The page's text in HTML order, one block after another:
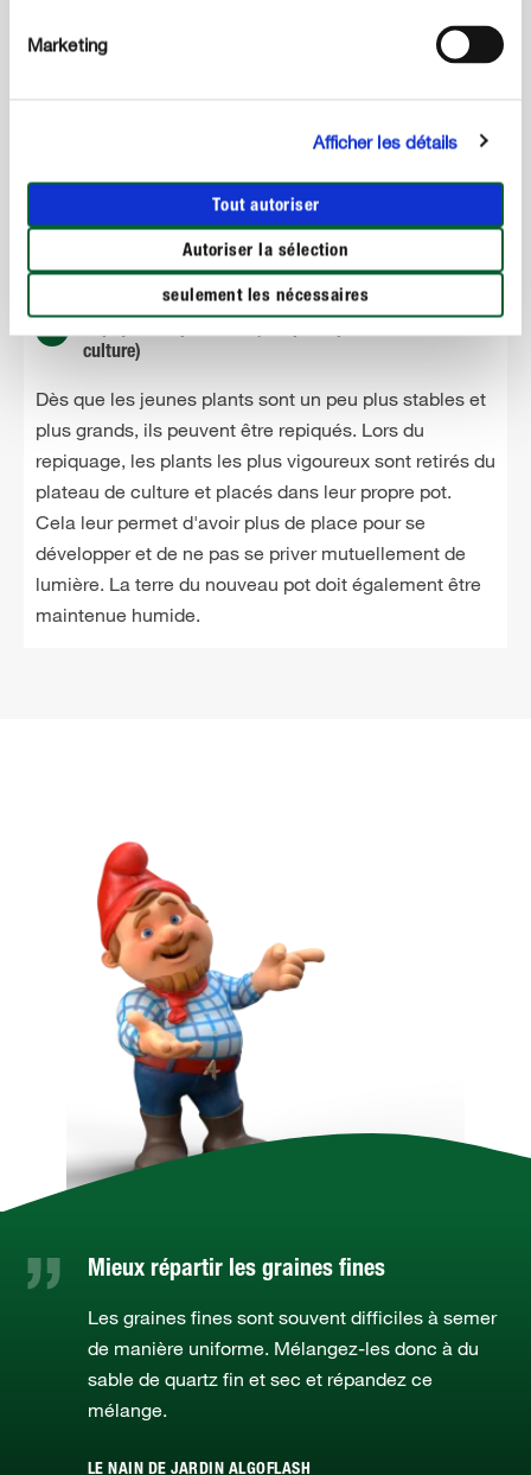
Marketing
Afficher les détails
Tout autoriser
Autoriser la sélection
seulement les nécessaires
culture)
Dès que les jeunes plants sont un peu plus stables et
plus grands, ils peuvent être repiqués. Lors du
repiquage, les plants les plus vigoureux sont retirés du
plateau de culture et placés dans leur propre pot.
Cela leur permet d'avoir plus de place pour se
développer et de ne pas se priver mutuellement de
lumière. La terre du nouveau pot doit également être
maintenue humide.
Mieux répartir les graines fines
Les graines fines sont souvent difficiles à semer
de manière uniforme. Mélangez-les donc à du
sable de quartz fin et sec et répandez ce
mélange.
LE NAIN DE JARDIN ALGOFLASH